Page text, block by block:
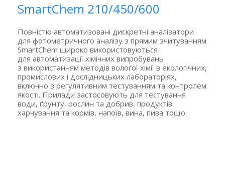
SmartChem 210/450/600
Повністю автоматизовані дискретні аналізатори
для фотометричного аналізу з прямим зчитуванням
SmartChem широко використовуються
для автоматизації хімічних випробувань
з використанням методів вологої хімії в екологічних,
промислових і дослідницьких лабораторіях,
включно з регулятивним тестуванням та контролем
якості. Прилади застосовують для тестування
води, ґрунту, рослин та добрив, продуктів
харчування та кормів, напоїв, вина, пива тощо.